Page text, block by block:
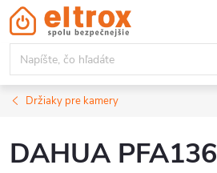
Prejsť
na
obsah
Držiaky pre kamery
DAHUA PFA136